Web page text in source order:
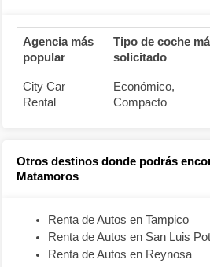
Agencia más
popular
Tipo de coche
solicitado
City Car
Rental
Económico,
Compacto
Otros destinos donde podrás
Matamoros
Renta de Autos en Tampico
Renta de Autos en San Luis
Renta de Autos en Reynosa